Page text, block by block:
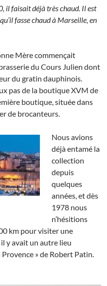
il faisait déjà très chaud. Il est
fasse chaud à Marseille, en
Mère commençait
du Cours Julien dont
du gratin dauphinois.
pas de la boutique XVM de
boutique, située dans
de brocanteurs.
Nous avions
déjà entamé la
collection
depuis
quelques
années, et dès
1978 nous
n’hésitions
km pour visiter une
y avait un autre lieu
» de Robert Patin.